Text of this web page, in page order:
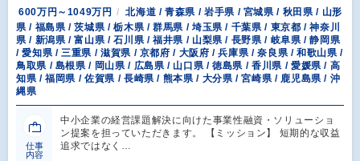
600万円～1049万円
北海道 / 青森県 / 岩手県 / 宮城県 / 秋田県 / 山形
県 / 福島県 / 茨城県 / 栃木県 / 群馬県 / 埼玉県 / 千葉県 / 東京都 / 神奈川
県 / 新潟県 / 富山県 / 石川県 / 福井県 / 山梨県 / 長野県 / 岐阜県 / 静岡県
/ 愛知県 / 三重県 / 滋賀県 / 京都府 / 大阪府 / 兵庫県 / 奈良県 / 和歌山県 /
鳥取県 / 島根県 / 岡山県 / 広島県 / 山口県 / 徳島県 / 香川県 / 愛媛県 / 高
知県 / 福岡県 / 佐賀県 / 長崎県 / 熊本県 / 大分県 / 宮崎県 / 鹿児島県 / 沖
縄県
仕事
内容
中小企業の経営課題解決に向けた事業性融資・ソリューショ
ン提案を担っていただきます。 【ミッション】 短期的な収益
追求ではなく…